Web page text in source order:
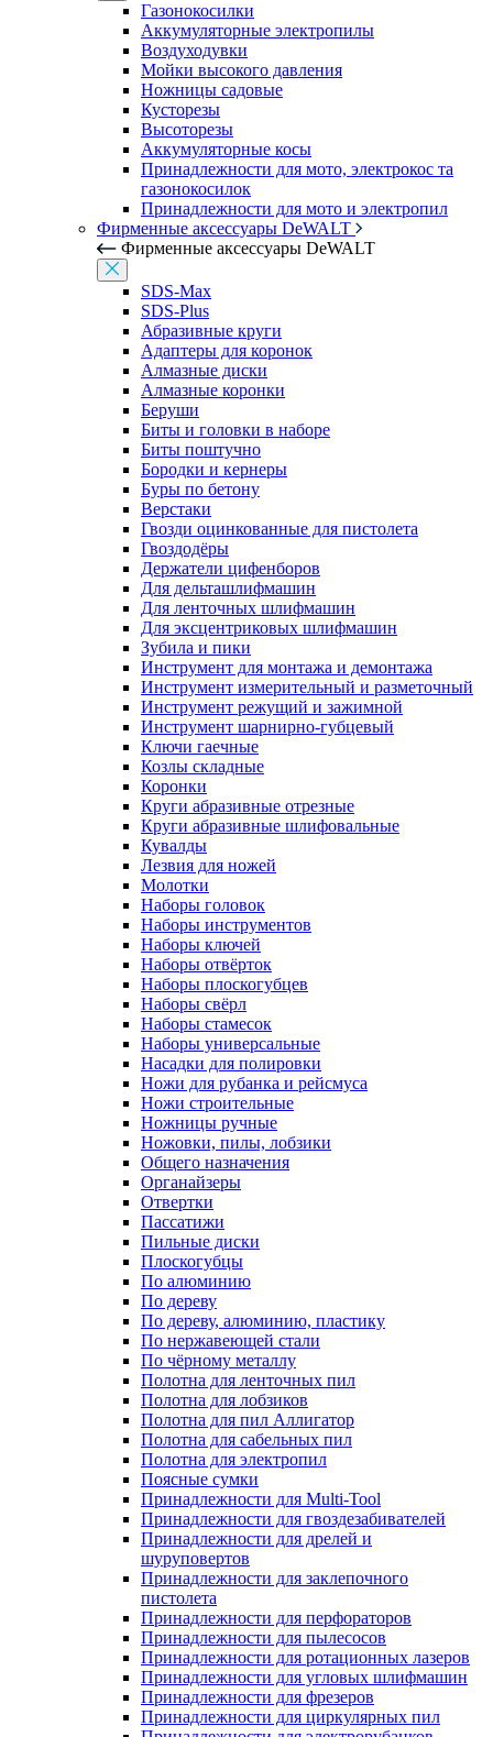
Газонокосилки
Аккумуляторные электропилы
Воздуходувки
Мойки высокого давления
Ножницы садовые
Кусторезы
Высоторезы
Аккумуляторные косы
Принадлежности для мото, электрокос та
газонокосилок
Принадлежности для мото и электропил
Фирменные аксессуары DeWALT
Фирменные аксессуары DeWALT
SDS-Max
SDS-Plus
Абразивные круги
Адаптеры для коронок
Алмазные диски
Алмазные коронки
Беруши
Биты и головки в наборе
Биты поштучно
Бородки и кернеры
Буры по бетону
Верстаки
Гвозди оцинкованные для пистолета
Гвоздодёры
Держатели цифенборов
Для дельташлифмашин
Для ленточных шлифмашин
Для эксцентриковых шлифмашин
Зубила и пики
Инструмент для монтажа и демонтажа
Инструмент измерительный и разметочный
Инструмент режущий и зажимной
Инструмент шарнирно-губцевый
Ключи гаечные
Козлы складные
Коронки
Круги абразивные отрезные
Круги абразивные шлифовальные
Кувалды
Лезвия для ножей
Молотки
Наборы головок
Наборы инструментов
Наборы ключей
Наборы отвёрток
Наборы плоскогубцев
Наборы свёрл
Наборы стамесок
Наборы универсальные
Насадки для полировки
Ножи для рубанка и рейсмуса
Ножи строительные
Ножницы ручные
Ножовки, пилы, лобзики
Общего назначения
Органайзеры
Отвертки
Пассатижи
Пильные диски
Плоскогубцы
По алюминию
По дереву
По дереву, алюминию, пластику
По нержавеющей стали
По чёрному металлу
Полотна для ленточных пил
Полотна для лобзиков
Полотна для пил Аллигатор
Полотна для сабельных пил
Полотна для электропил
Поясные сумки
Принадлежности для Multi-Tool
Принадлежности для гвоздезабивателей
Принадлежности для дрелей и
шуруповертов
Принадлежности для заклепочного
пистолета
Принадлежности для перфораторов
Принадлежности для пылесосов
Принадлежности для ротационных лазеров
Принадлежности для угловых шлифмашин
Принадлежности для фрезеров
Принадлежности для циркулярных пил